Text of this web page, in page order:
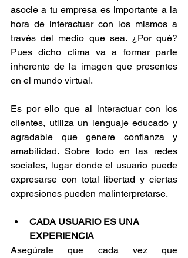
asocie a tu empresa es importante a la
hora de interactuar con los mismos a
través del medio que sea. ¿Por qué?
Pues dicho clima va a formar parte
inherente de la imagen que presentes
en el mundo virtual.
Es por ello que al interactuar con los
clientes, utiliza un lenguaje educado y
agradable que genere confianza y
amabilidad. Sobre todo en las redes
sociales, lugar donde el usuario puede
expresarse con total libertad y ciertas
expresiones pueden malinterpretarse.
CADA USUARIO ES UNA
EXPERIENCIA
Asegúrate que cada vez que